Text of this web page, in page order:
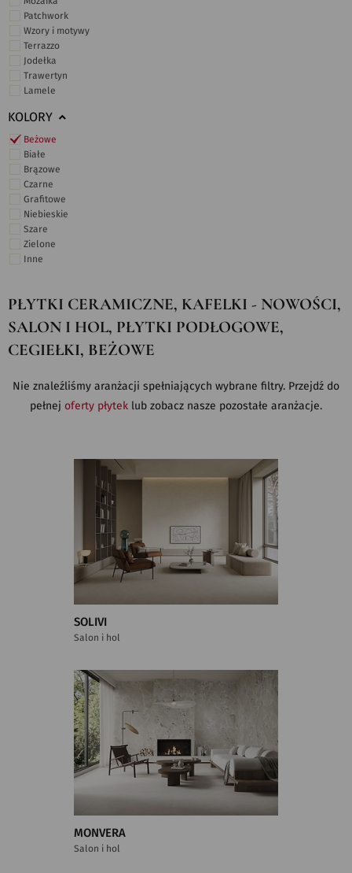
Patchwork
Wzory i motywy
Terrazzo
Jodełka
Trawertyn
Lamele
KOLORY
Beżowe
Białe
Brązowe
Czarne
Grafitowe
Niebieskie
Szare
Zielone
Inne
PŁYTKI CERAMICZNE, KAFELKI - NOWOŚCI,
SALON I HOL, PŁYTKI PODŁOGOWE,
CEGIEŁKI, BEŻOWE
Nie znaleźliśmy aranżacji spełniających wybrane filtry. Przejdź do
pełnej oferty płytek lub zobacz nasze pozostałe aranżacje.
SOLIVI
Salon i hol
MONVERA
Salon i hol